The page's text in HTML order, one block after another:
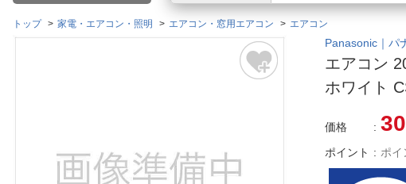
ログイン
閲覧履歴
トップ 家電・エアコン・照明 エアコン・窓用エアコン エアコン
Panasonic｜パ
エアコン
ホワイト
価格
ポイント
ポイ